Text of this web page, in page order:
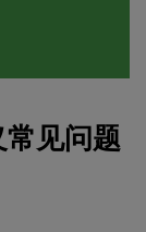
常见问题